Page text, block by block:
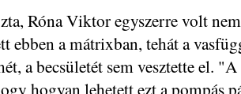
Róna Viktor egyszerre volt
ebben a mátrixban, tehát a
a becsületét sem vesztette el.
hogyan lehetett ezt a pompás